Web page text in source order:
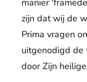
manier
zijn dat wij de
Prima vragen
uitgenodigd de
door Zijn